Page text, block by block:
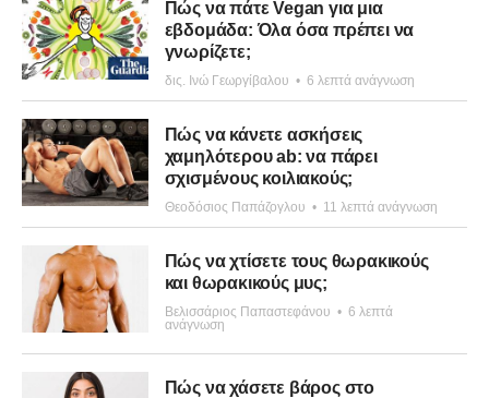
Πώς να πάτε Vegan για μια
εβδομάδα: Όλα όσα πρέπει να
γνωρίζετε;
δις. Ινώ Γεωργίβαλου • 6 λεπτά ανάγνωση
Πώς να κάνετε ασκήσεις
χαμηλότερου ab: να πάρει
σχισμένους κοιλιακούς;
Θεοδόσιος Παπάζογλου • 11 λεπτά ανάγνωση
Πώς να χτίσετε τους θωρακικούς
και θωρακικούς μυς;
Βελισσάριος Παπαστεφάνου • 6 λεπτά
ανάγνωση
Πώς να χάσετε βάρος στο